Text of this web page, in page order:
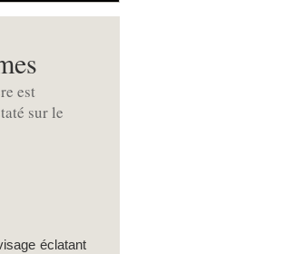
est
sur le
éclatant